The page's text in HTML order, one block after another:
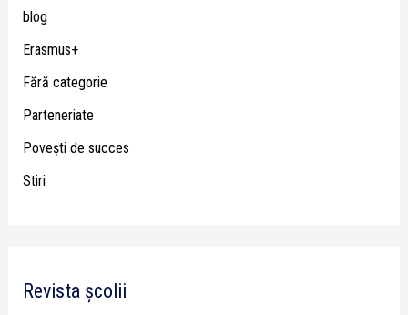
blog
Erasmus+
Fără categorie
Parteneriate
Poveşti de succes
Stiri
Revista școlii